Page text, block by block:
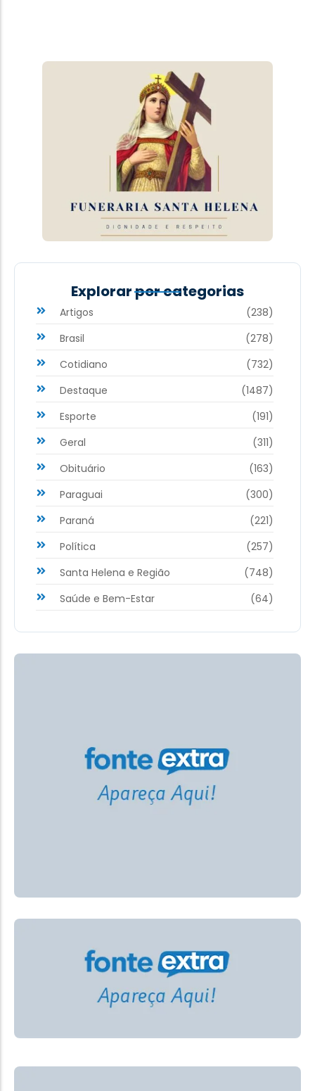
Explorar por categorias
Artigos
(238)
Brasil
(278)
Cotidiano
(732)
Destaque
(1487)
Esporte
(191)
Geral
(311)
Obituário
(163)
Paraguai
(300)
Paraná
(221)
Política
(257)
Santa Helena e Região
(748)
Saúde e Bem-Estar
(64)